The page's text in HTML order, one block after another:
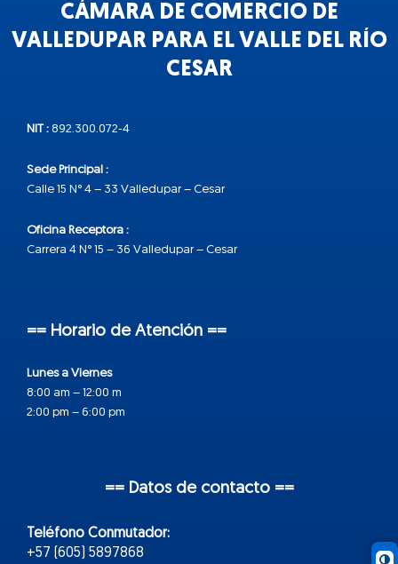
CÁMARA DE COMERCIO DE
VALLEDUPAR PARA EL VALLE DEL RÍO
CESAR
NIT : 892.300.072-4
Sede Principal :
Calle 15 N° 4 – 33 Valledupar – Cesar
Oficina Receptora :
Carrera 4 N° 15 – 36 Valledupar – Cesar
== Horario de Atención ==
Lunes a Viernes
8:00 am – 12:00 m
2:00 pm – 6:00 pm
== Datos de contacto ==
Teléfono Conmutador:
+57 (605) 5897868